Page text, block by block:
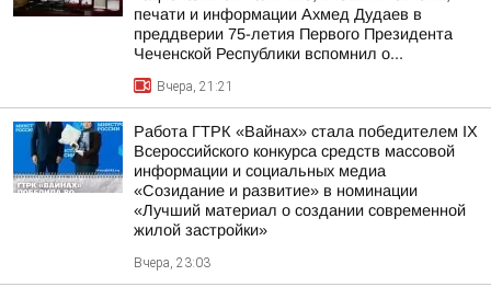
печати и информации Ахмед Дудаев в
преддверии 75-летия Первого Президента
Чеченской Республики вспомнил о...
Вчера, 21:21
Работа ГТРК «Вайнах» стала победителем IX
Всероссийского конкурса средств массовой
информации и социальных медиа
«Созидание и развитие» в номинации
«Лучший материал о создании современной
жилой застройки»
Вчера, 23:03